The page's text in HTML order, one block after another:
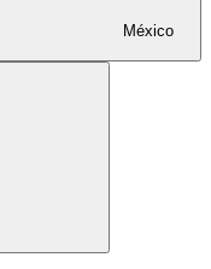
México